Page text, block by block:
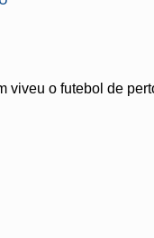
o futebol de